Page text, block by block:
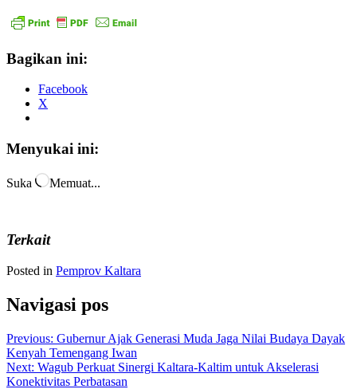
Bagikan ini:
Facebook
X
Menyukai ini:
Suka Memuat...
Terkait
Posted in Pemprov Kaltara
Navigasi pos
Previous: Gubernur Ajak Generasi Muda Jaga Nilai Budaya Dayak
Kenyah Temengang Iwan
Next: Wagub Perkuat Sinergi Kaltara-Kaltim untuk Akselerasi
Konektivitas Perbatasan